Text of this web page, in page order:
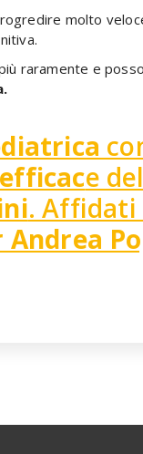
molto
raramente e
e
. Affidati